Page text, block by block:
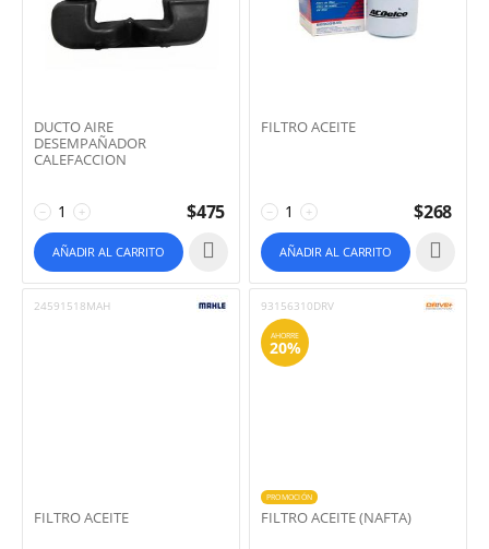
DUCTO AIRE
DESEMPAÑADOR
CALEFACCION
+
− $475
AÑADIR AL CARRITO
FILTRO ACEITE
+
− $268
AÑADIR AL CARRITO
24591518MAH
FILTRO ACEITE
93156310DRV
AHORRE
20%
PROMOCIÓN
FILTRO ACEITE (NAFTA)